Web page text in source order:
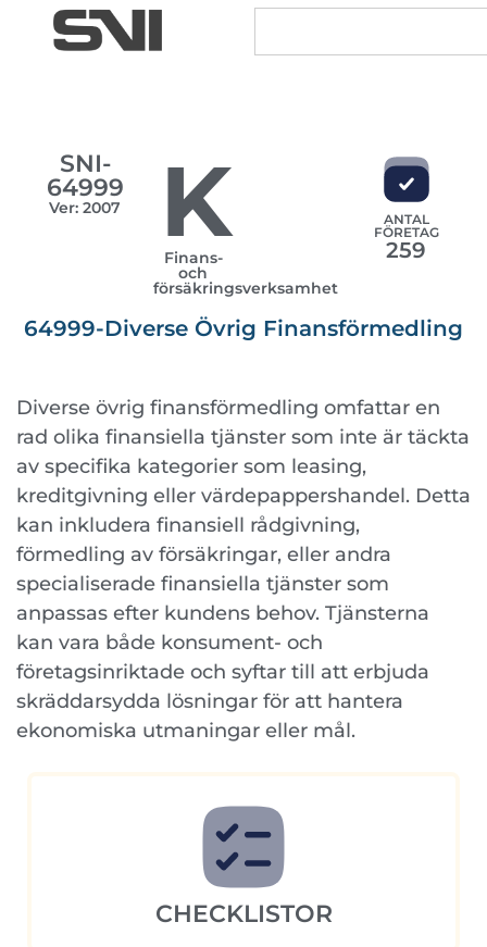
SNI-
64999
Ver: 2007 K
Finans-
och
försäkringsverksamhet
ANTAL
FÖRETAG
259
64999-Diverse Övrig Finansförmedling
Diverse övrig finansförmedling omfattar en
rad olika finansiella tjänster som inte är täckta
av specifika kategorier som leasing,
kreditgivning eller värdepappershandel. Detta
kan inkludera finansiell rådgivning,
förmedling av försäkringar, eller andra
specialiserade finansiella tjänster som
anpassas efter kundens behov. Tjänsterna
kan vara både konsument- och
företagsinriktade och syftar till att erbjuda
skräddarsydda lösningar för att hantera
ekonomiska utmaningar eller mål.
CHECKLISTOR